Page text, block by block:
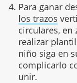
Para ganar
los trazos
circulares, en
realizar
niño siga en
complicarlo
unir.